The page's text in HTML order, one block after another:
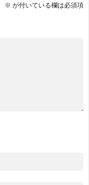
※ が付いている欄は必須項